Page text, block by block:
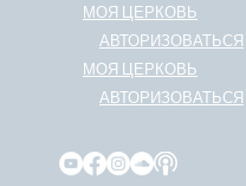
МОЯ ЦЕРКОВЬ
АВТОРИЗОВАТЬСЯ
МОЯ ЦЕРКОВЬ
АВТОРИЗОВАТЬСЯ